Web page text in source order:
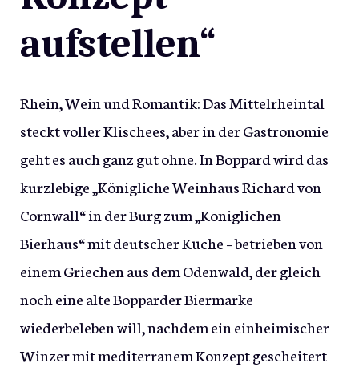
aufstellen“
Rhein, Wein und Romantik: Das Mittelrheintal
steckt voller Klischees, aber in der Gastronomie
geht es auch ganz gut ohne. In Boppard wird das
kurzlebige „Königliche Weinhaus Richard von
Cornwall“ in der Burg zum „Königlichen
Bierhaus“ mit deutscher Küche – betrieben von
einem Griechen aus dem Odenwald, der gleich
noch eine alte Bopparder Biermarke
wiederbeleben will, nachdem ein einheimischer
Winzer mit mediterranem Konzept gescheitert